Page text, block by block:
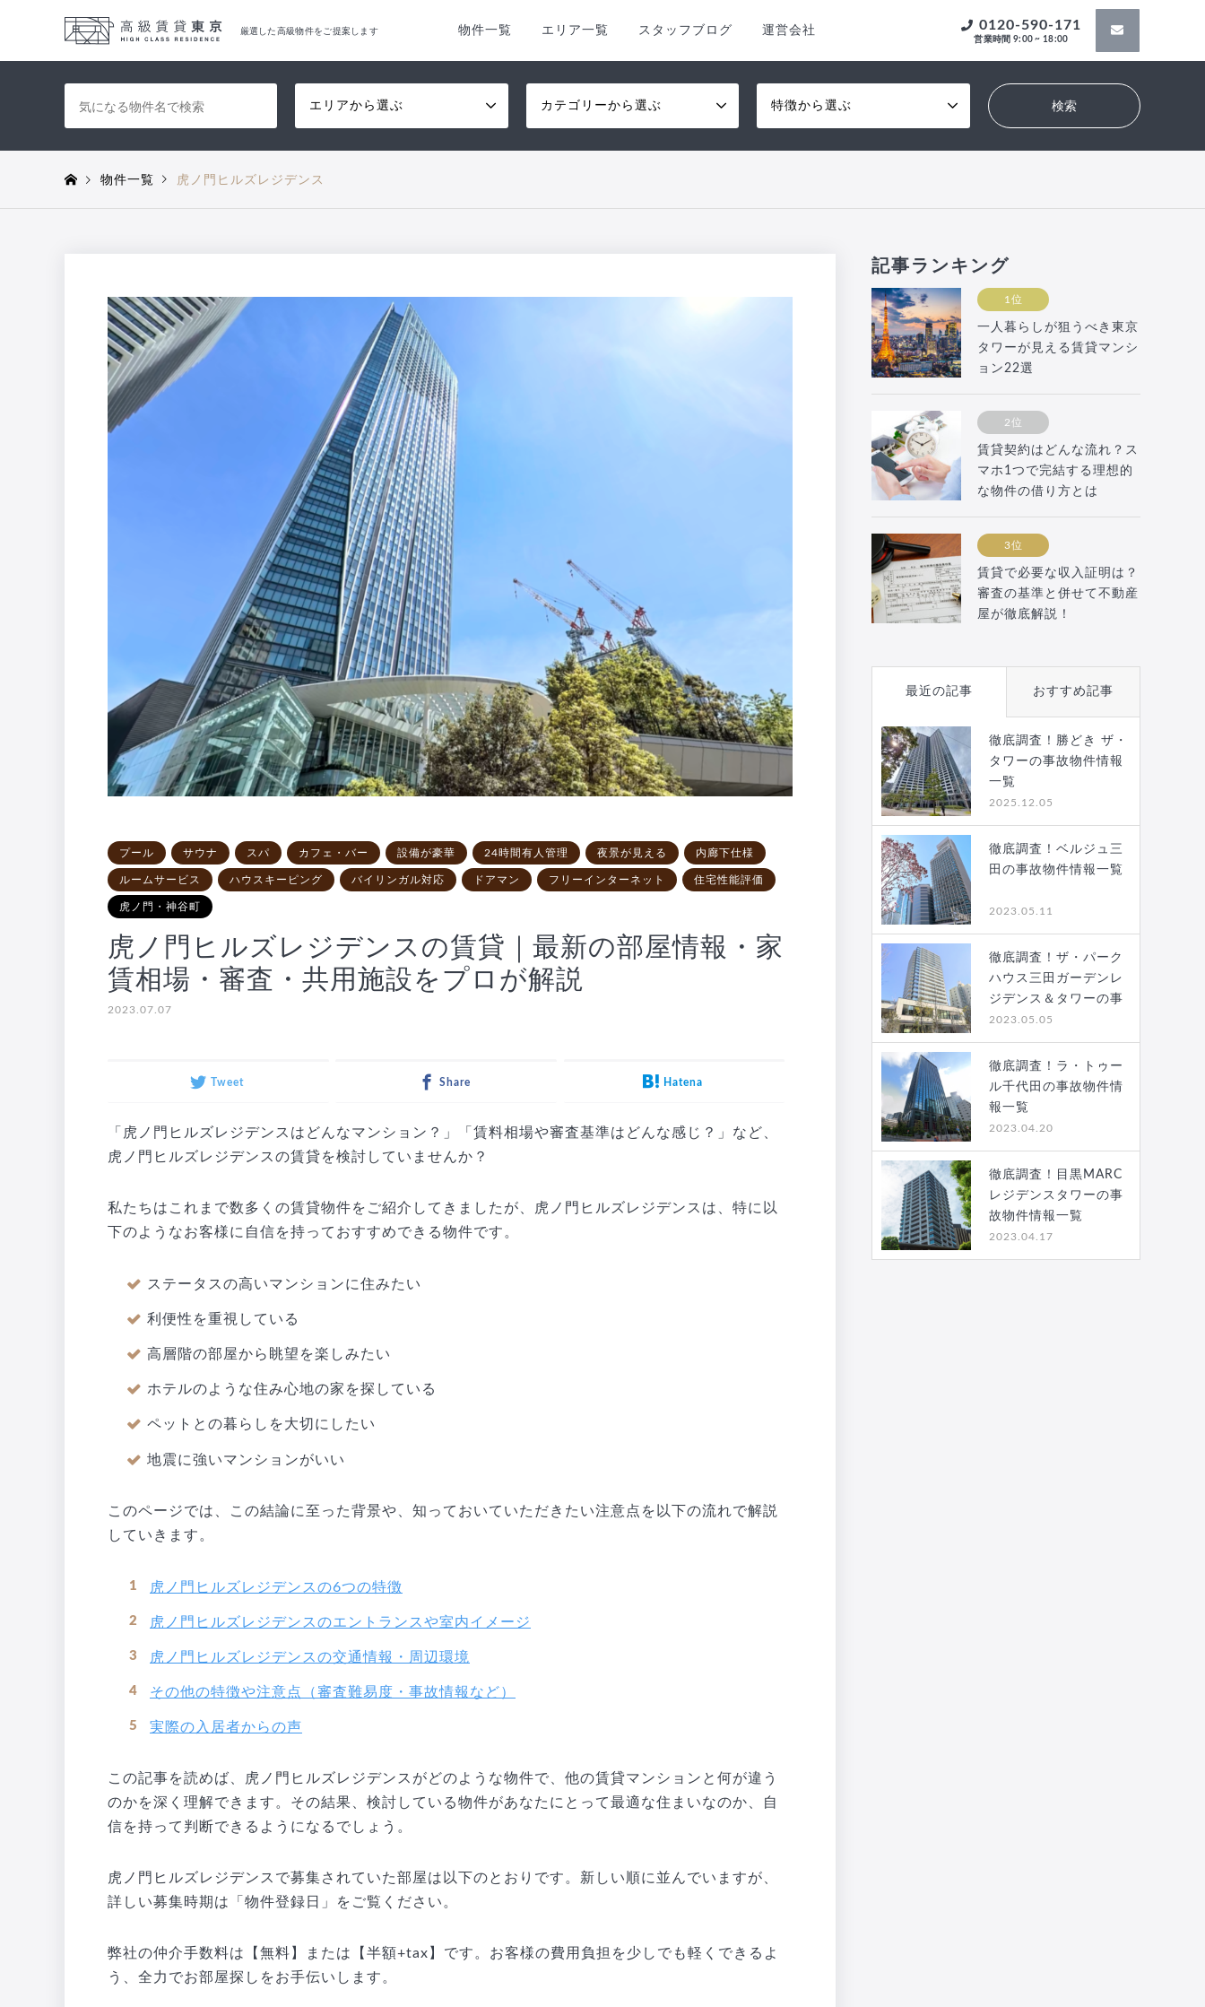
厳選した高級物件をご提案します 物件一覧 エリア一覧 スタッフブログ 運営会社 0120-590-171
営業時間 9:00 ~ 18:00
エリアから選ぶ カテゴリーから選ぶ 特徴から選ぶ
物件一覧 虎ノ門ヒルズレジデンス
プール サウナ スパ カフェ・バー 設備が豪華 24時間有人管理 夜景が見える 内廊下仕様
ルームサービス ハウスキーピング バイリンガル対応 ドアマン フリーインターネット 住宅性能評価
虎ノ門・神谷町
虎ノ門ヒルズレジデンスの賃貸｜最新の部屋情報・家
賃相場・審査・共用施設をプロが解説
2023.07.07
Tweet Share Hatena
「虎ノ門ヒルズレジデンスはどんなマンション？」「賃料相場や審査基準はどんな感じ？」など、
虎ノ門ヒルズレジデンスの賃貸を検討していませんか？
私たちはこれまで数多くの賃貸物件をご紹介してきましたが、虎ノ門ヒルズレジデンスは、特に以
下のようなお客様に自信を持っておすすめできる物件です。
ステータスの高いマンションに住みたい
利便性を重視している
高層階の部屋から眺望を楽しみたい
ホテルのような住み心地の家を探している
ペットとの暮らしを大切にしたい
地震に強いマンションがいい
このページでは、この結論に至った背景や、知っておいていただきたい注意点を以下の流れで解説
していきます。
虎ノ門ヒルズレジデンスの6つの特徴
虎ノ門ヒルズレジデンスのエントランスや室内イメージ
虎ノ門ヒルズレジデンスの交通情報・周辺環境
その他の特徴や注意点（審査難易度・事故情報など）
実際の入居者からの声
この記事を読めば、虎ノ門ヒルズレジデンスがどのような物件で、他の賃貸マンションと何が違う
のかを深く理解できます。その結果、検討している物件があなたにとって最適な住まいなのか、自
信を持って判断できるようになるでしょう。
虎ノ門ヒルズレジデンスで募集されていた部屋は以下のとおりです。新しい順に並んでいますが、
詳しい募集時期は「物件登録日」をご覧ください。
弊社の仲介手数料は【無料】または【半額+tax】です。お客様の費用負担を少しでも軽くできるよ
う、全力でお部屋探しをお手伝いします。
記事ランキング
1位
一人暮らしが狙うべき東京
タワーが見える賃貸マンシ
ョン22選
2位
賃貸契約はどんな流れ？ス
マホ1つで完結する理想的
な物件の借り方とは
3位
賃貸で必要な収入証明は？
審査の基準と併せて不動産
屋が徹底解説！
最近の記事 おすすめ記事
徹底調査！勝どき ザ・
タワーの事故物件情報
一覧
2025.12.05
徹底調査！ベルジュ三
田の事故物件情報一覧
2023.05.11
徹底調査！ザ・パーク
ハウス三田ガーデンレ
ジデンス＆タワーの事
故…
2023.05.05
徹底調査！ラ・トゥー
ル千代田の事故物件情
報一覧
2023.04.20
徹底調査！目黒MARC
レジデンスタワーの事
故物件情報一覧
2023.04.17